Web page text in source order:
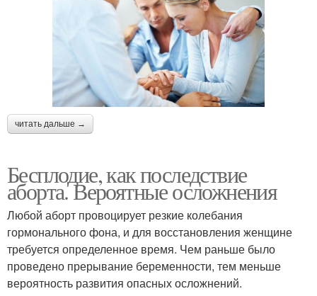
читать дальше →
Бесплодие, как последствие
аборта. Вероятные осложнения
Любой аборт провоцирует резкие колебания
гормонального фона, и для восстановления женщине
требуется определенное время. Чем раньше было
проведено прерывание беременности, тем меньше
вероятность развития опасных осложнений.